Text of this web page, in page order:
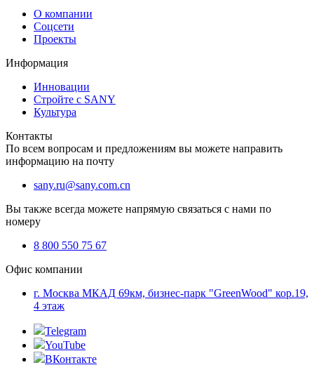
О компании
Соцсети
Проекты
Информация
Инновации
Стройте с SANY
Культура
Контакты
По всем вопросам и предложениям вы можете направить
информацию на почту
sany.ru@sany.com.cn
Вы также всегда можете напрямую связаться с нами по
номеру
8 800 550 75 67
Офис компании
г. Москва МКАД 69км, бизнес-парк "GreenWood" кор.19,
4 этаж
Telegram
YouTube
ВКонтакте